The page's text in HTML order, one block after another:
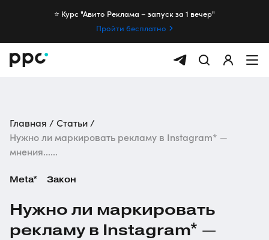
⭐️ Курс "Авито Реклама – запуск за 1 вечер"
Пройти бесплатно
Главная
Статьи
Нужно ли маркировать рекламу в Instagram* —
мнения......
Meta* Закон
Нужно ли маркировать
рекламу в Instagram* —